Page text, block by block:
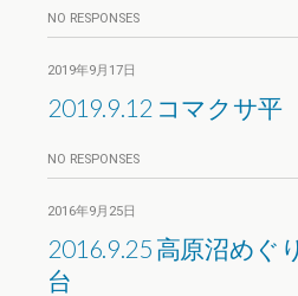
NO RESPONSES
2019年9月17日
2019.9.12 コマクサ平
NO RESPONSES
2016年9月25日
2016.9.25 高原沼めぐ
台